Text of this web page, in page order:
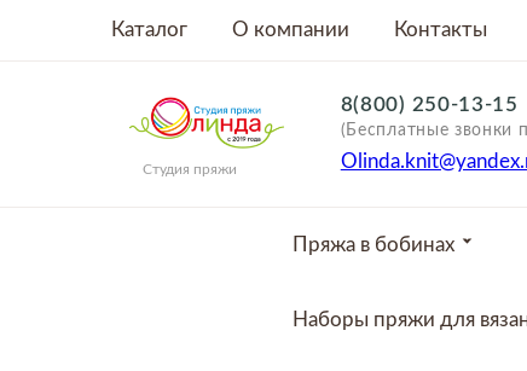
Каталог О компании Контакты
Студия пряжи
8(800) 250-13-15
(Бесплатные звонки
Пряжа в бобинах
Наборы пряжи для